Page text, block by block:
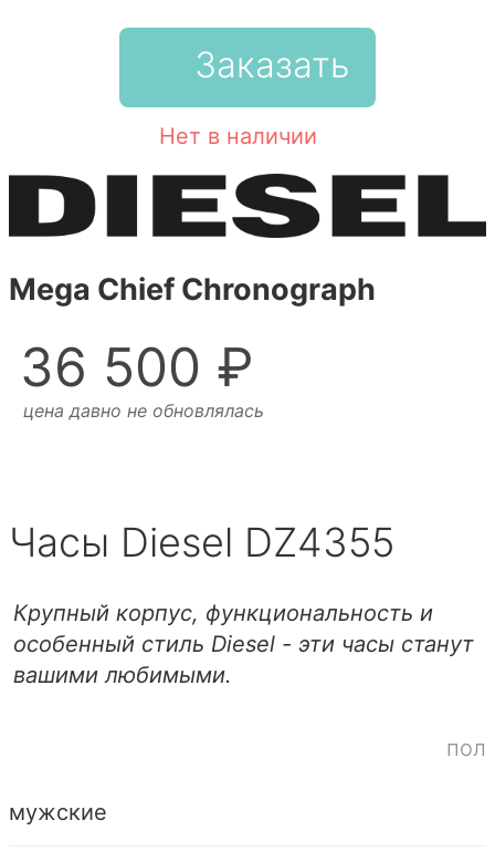
Заказать
Нет в наличии
Mega Chief Chronograph
36 500 ₽
цена давно не обновлялась
Часы Diesel DZ4355
Крупный корпус, функциональность и
особенный стиль Diesel - эти часы станут
вашими любимыми.
пол
мужские